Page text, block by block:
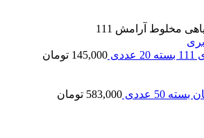
مخلوط آرامش 111
145,000 تومان
50 عددی 583,000 تومان